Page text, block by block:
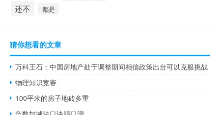
还不 都是
猜你想看的文章
万科王石：中国房地产处于调整期间相信政策出台可以克服挑战
物理知识竞赛
100平米的房子地砖多重